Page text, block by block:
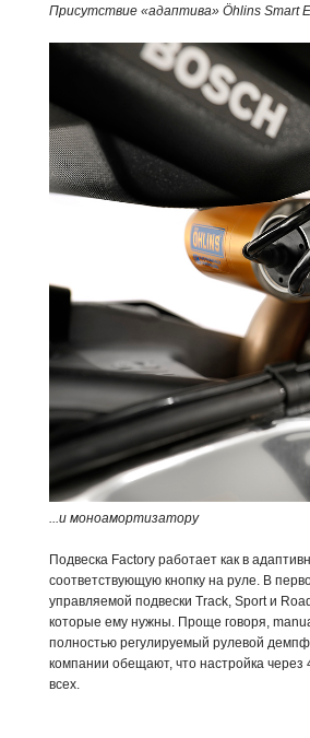
Присутствие «адаптива» Öhlins Smart
...и моноамортизатору
Подвеска Factory работает как в
соответствующую кнопку на руле. В
управляемой подвески Track, Sport и
которые ему нужны. Проще говоря,
полностью регулируемый рулевой
компании обещают, что настройка
всех.